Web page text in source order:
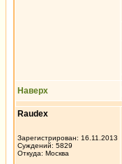
Наверх
Raudex
Зарегистрирован: 16.11.2013
Суждений: 5829
Откуда: Москва